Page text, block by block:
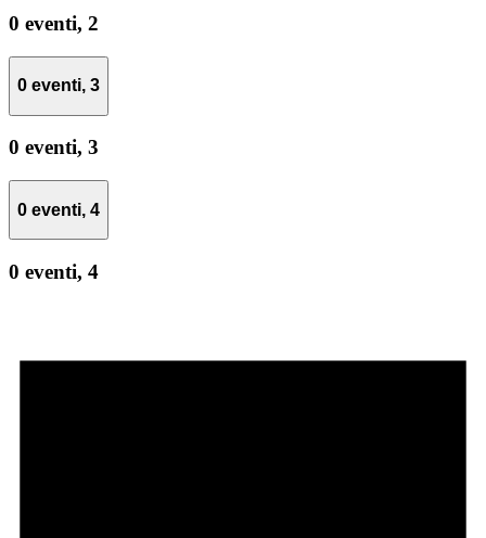
0 eventi, 2
0 eventi, 3
0 eventi, 3
0 eventi, 4
0 eventi, 4